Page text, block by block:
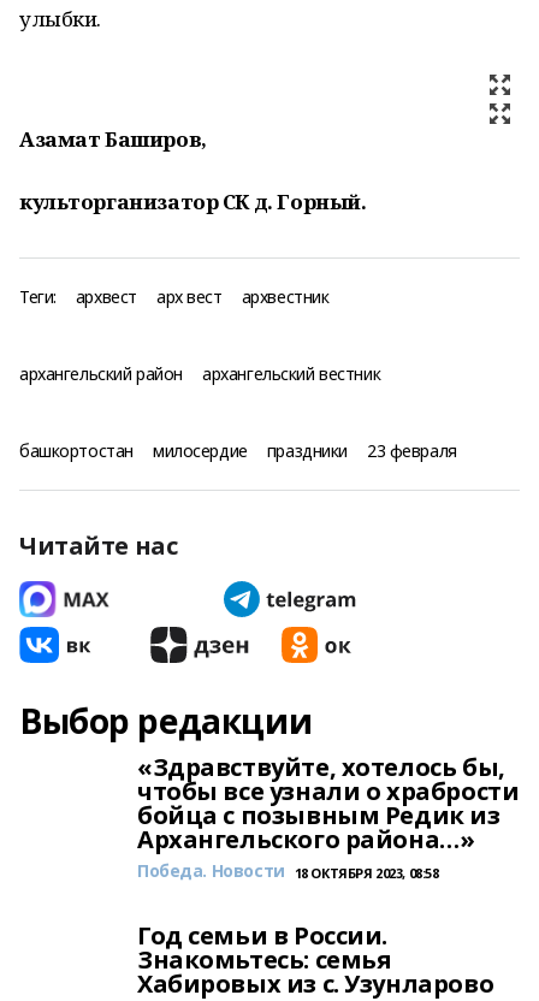
улыбки.
Азамат Баширов,
культорганизатор СК д. Горный.
Теги: архвест арх вест архвестник
архангельский район архангельский вестник
башкортостан милосердие праздники 23 февраля
Читайте нас
Выбор редакции
«Здравствуйте, хотелось бы,
чтобы все узнали о храбрости
бойца с позывным Редик из
Архангельского района…»
Победа. Новости 18 ОКТЯБРЯ 2023, 08:58
Год семьи в России.
Знакомьтесь: семья
Хабировых из с. Узунларово